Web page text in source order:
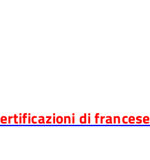
di francese